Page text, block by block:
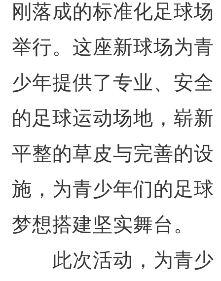
刚落成的标准化足球场
举行。这座新球场为青
少年提供了专业、安全
的足球运动场地，崭新
平整的草皮与完善的设
施，为青少年们的足球
梦想搭建坚实舞台。
此次活动，为青少